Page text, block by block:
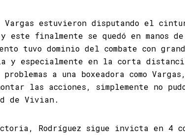
Vargas estuvieron disputando el
este finalmente se quedó en manos
tuvo dominio del combate con
y especialmente en la corta
problemas a una boxeadora como
las acciones, simplemente no
de Vivian.
Rodríguez sigue invicta en 4